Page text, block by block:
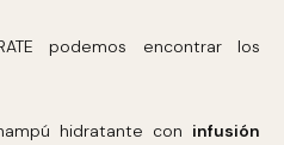
podemos encontrar los
hidratante con infusión